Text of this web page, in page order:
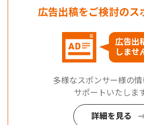
広告出稿をご検討のス
広告出
しませ
多様なスポンサー様の
サポートいたします
詳細を見る